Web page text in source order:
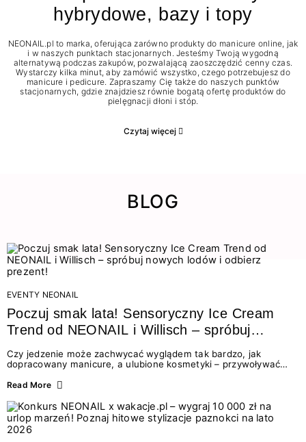
hybrydowe, bazy i topy
NEONAIL.pl to marka, oferująca zarówno produkty do manicure online, jak
i w naszych punktach stacjonarnych. Jesteśmy Twoją wygodną
alternatywą podczas zakupów, pozwalającą zaoszczędzić cenny czas.
Wystarczy kilka minut, aby zamówić wszystko, czego potrzebujesz do
manicure i pedicure. Zapraszamy Cię także do naszych punktów
stacjonarnych, gdzie znajdziesz równie bogatą ofertę produktów do
pielęgnacji dłoni i stóp.
Czytaj więcej
BLOG
EVENTY NEONAIL
Poczuj smak lata! Sensoryczny Ice Cream
Trend od NEONAIL i Willisch – spróbuj
nowych lodów i odbierz prezent!
Czy jedzenie może zachwycać wyglądem tak bardzo, jak
dopracowany manicure, a ulubione kosmetyki – przywoływać
świata beauty i oszałamiających deserów to coś więcej niż
zmysłami: przez soczysty kolor, aksamitną teksturę,
orzeźwiający zapach i słodki akcent na podniebieniu. Tego lata
NEONAIL łączy siły z marką Willisch, tworząc unikalny projekt
na styku jedzenia i piękna....
Read More